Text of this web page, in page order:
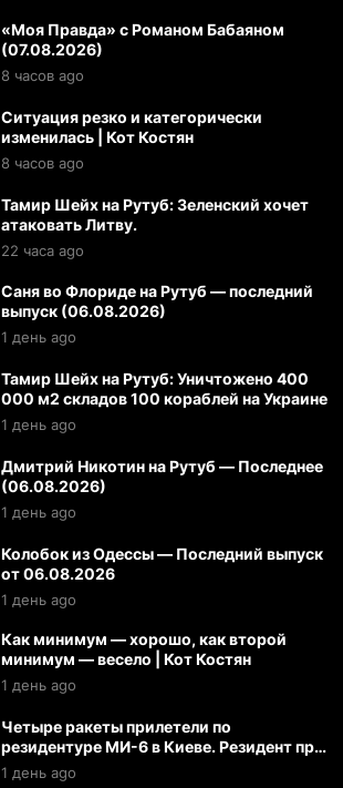
«Моя Правда» с Романом Бабаяном
(07.08.2026)
8 часов ago
Ситуация резко и категорически
изменилась | Кот Костян
8 часов ago
Тамир Шейх на Рутуб: Зеленский хочет
атаковать Литву.
22 часа ago
Саня во Флориде на Рутуб — последний
выпуск (06.08.2026)
1 день ago
Тамир Шейх на Рутуб: Уничтожено 400
000 м2 складов 100 кораблей на Украине
1 день ago
Дмитрий Никотин на Рутуб — Последнее
(06.08.2026)
1 день ago
Колобок из Одессы — Последний выпуск
от 06.08.2026
1 день ago
Как минимум — хорошо, как второй
минимум — весело | Кот Костян
1 день ago
Четыре ракеты прилетели по
резидентуре МИ-6 в Киеве. Резидент при
смерти. Тяжело ранены 27 офицеров
1 день ago